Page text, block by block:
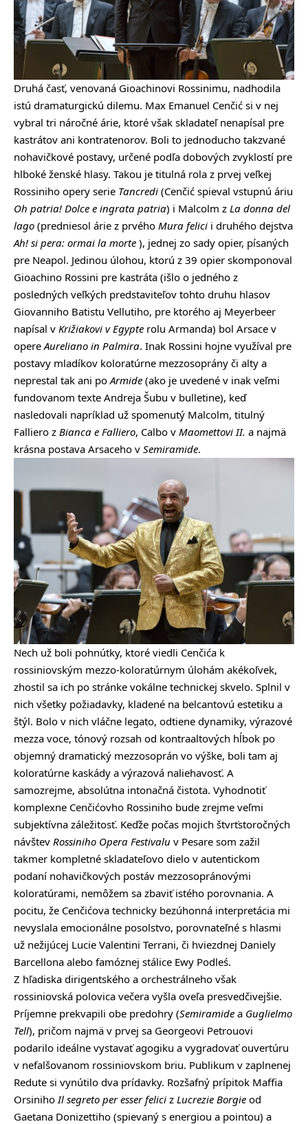
Druhá časť, venovaná Gioachinovi Rossinimu, nadhodila
istú dramaturgickú dilemu. Max Emanuel Cenčić si v nej
vybral tri náročné árie, ktoré však skladateľ nenapísal pre
kastrátov ani kontratenorov. Boli to jednoducho takzvané
nohavičkové postavy, určené podľa dobových zvyklostí pre
hlboké ženské hlasy. Takou je titulná rola z prvej veľkej
Rossiniho opery serie Tancredi (Cenčić spieval vstupnú áriu
Oh patria! Dolce e ingrata patria) i Malcolm z La donna del
lago (predniesol árie z prvého Mura felici i druhého dejstva
Ah! si pera: ormai la morte ), jednej zo sady opier, písaných
pre Neapol. Jedinou úlohou, ktorú z 39 opier skomponoval
Gioachino Rossini pre kastráta (išlo o jedného z
posledných veľkých predstaviteľov tohto druhu hlasov
Giovanniho Batistu Vellutiho, pre ktorého aj Meyerbeer
napísal v Križiakovi v Egypte rolu Armanda) bol Arsace v
opere Aureliano in Palmira. Inak Rossini hojne využíval pre
postavy mladíkov koloratúrne mezzosoprány či alty a
neprestal tak ani po Armide (ako je uvedené v inak veľmi
fundovanom texte Andreja Šubu v bulletine), keď
nasledovali napríklad už spomenutý Malcolm, titulný
Falliero z Bianca e Falliero, Calbo v Maomettovi II. a najmä
krásna postava Arsaceho v Semiramide.
Nech už boli pohnútky, ktoré viedli Cenčića k
rossiniovským mezzo-koloratúrnym úlohám akékoľvek,
zhostil sa ich po stránke vokálne technickej skvelo. Splnil v
nich všetky požiadavky, kladené na belcantovú estetiku a
štýl. Bolo v nich vláčne legato, odtiene dynamiky, výrazové
mezza voce, tónový rozsah od kontraaltových hĺbok po
objemný dramatický mezzosoprán vo výške, boli tam aj
koloratúrne kaskády a výrazová naliehavosť. A
samozrejme, absolútna intonačná čistota. Vyhodnotiť
komplexne Cenčićovho Rossiniho bude zrejme veľmi
subjektívna záležitosť. Keďže počas mojich štvrťstoročných
návštev Rossiniho Opera Festivalu v Pesare som zažil
takmer kompletné skladateľovo dielo v autentickom
podaní nohavičkových postáv mezzosopránovými
koloratúrami, nemôžem sa zbaviť istého porovnania. A
pocitu, že Cenčićova technicky bezúhonná interpretácia mi
nevyslala emocionálne posolstvo, porovnateľné s hlasmi
už nežijúcej Lucie Valentini Terrani, či hviezdnej Daniely
Barcellona alebo famóznej stálice Ewy Podleś.
Z hľadiska dirigentského a orchestrálneho však
rossiniovská polovica večera vyšla oveľa presvedčivejšie.
Príjemne prekvapili obe predohry (Semiramide a Guglielmo
Tell), pričom najmä v prvej sa Georgeovi Petrouovi
podarilo ideálne vystavať agogiku a vygradovať ouvertúru
v nefalšovanom rossiniovskom briu. Publikum v zaplnenej
Redute si vynútilo dva prídavky. Rozšafný prípitok Maffia
Orsiniho Il segreto per esser felici z Lucrezie Borgie od
Gaetana Donizettiho (spievaný s energiou a pointou) a